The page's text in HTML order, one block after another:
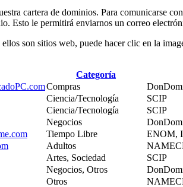
cartera de dominios. Para comunicarse
Esto le permitirá enviarnos un correo
son sitios web, puede hacer clic en la
Categoría
Compras
Ciencia/Tecnología SCIP
Ciencia/Tecnología SCIP
Negocios
Tiempo Libre ENOM,
Adultos
Artes, Sociedad SCIP
Negocios, Otros
Otros